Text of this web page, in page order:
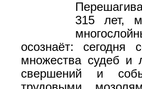
315 лет,
осознаёт: сегодня
множества судеб и
свершений и